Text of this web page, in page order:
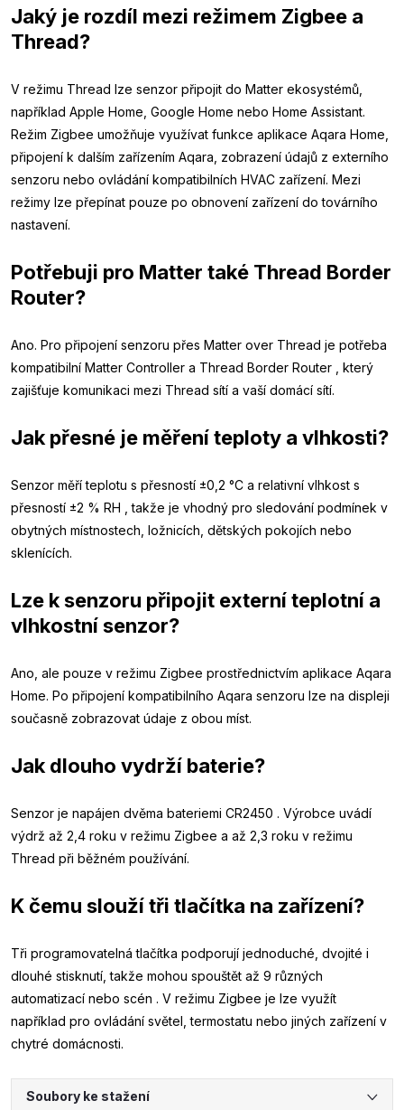
Jaký je rozdíl mezi režimem Zigbee a
Thread?
V režimu Thread lze senzor připojit do Matter ekosystémů,
například Apple Home, Google Home nebo Home Assistant.
Režim Zigbee umožňuje využívat funkce aplikace Aqara Home,
připojení k dalším zařízením Aqara, zobrazení údajů z externího
senzoru nebo ovládání kompatibilních HVAC zařízení. Mezi
režimy lze přepínat pouze po obnovení zařízení do továrního
nastavení.
Potřebuji pro Matter také Thread Border
Router?
Ano. Pro připojení senzoru přes Matter over Thread je potřeba
kompatibilní Matter Controller a Thread Border Router , který
zajišťuje komunikaci mezi Thread sítí a vaší domácí sítí.
Jak přesné je měření teploty a vlhkosti?
Senzor měří teplotu s přesností ±0,2 °C a relativní vlhkost s
přesností ±2 % RH , takže je vhodný pro sledování podmínek v
obytných místnostech, ložnicích, dětských pokojích nebo
sklenících.
Lze k senzoru připojit externí teplotní a
vlhkostní senzor?
Ano, ale pouze v režimu Zigbee prostřednictvím aplikace Aqara
Home. Po připojení kompatibilního Aqara senzoru lze na displeji
současně zobrazovat údaje z obou míst.
Jak dlouho vydrží baterie?
Senzor je napájen dvěma bateriemi CR2450 . Výrobce uvádí
výdrž až 2,4 roku v režimu Zigbee a až 2,3 roku v režimu
Thread při běžném používání.
K čemu slouží tři tlačítka na zařízení?
Tři programovatelná tlačítka podporují jednoduché, dvojité i
dlouhé stisknutí, takže mohou spouštět až 9 různých
automatizací nebo scén . V režimu Zigbee je lze využít
například pro ovládání světel, termostatu nebo jiných zařízení v
chytré domácnosti.
Soubory ke stažení